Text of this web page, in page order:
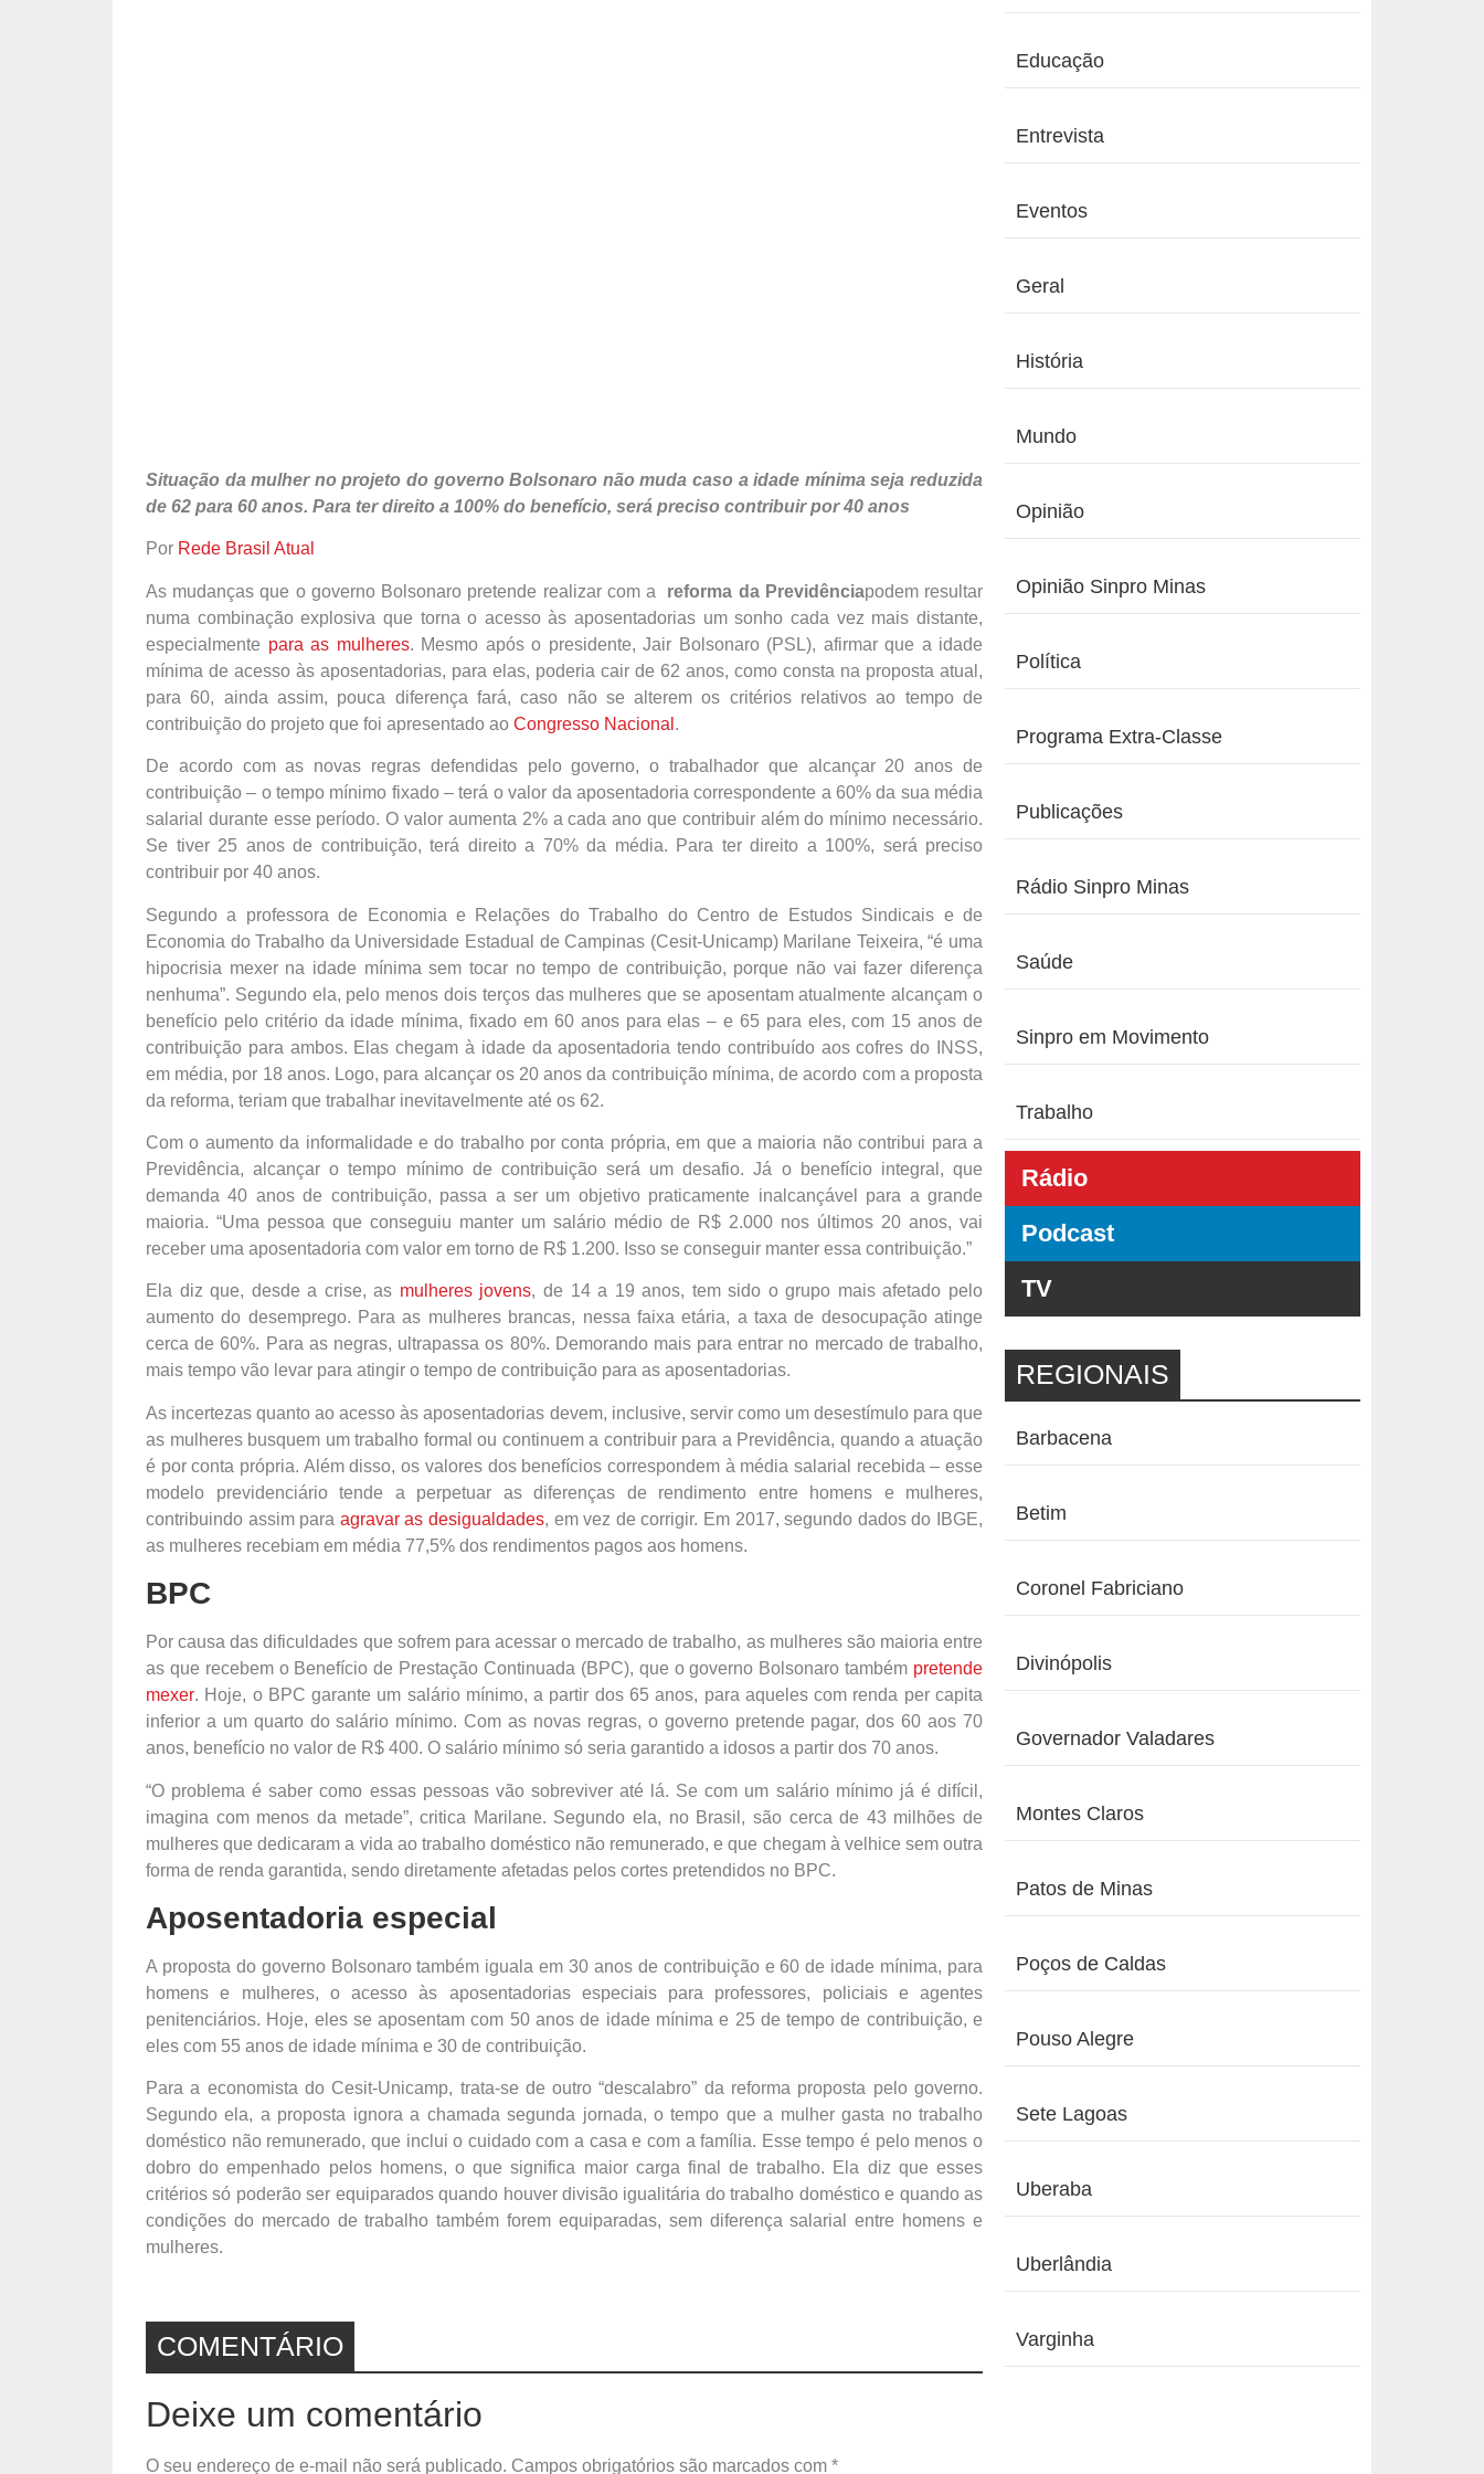
Situação da mulher no projeto do governo Bolsonaro não muda caso a idade mínima seja reduzida
de 62 para 60 anos. Para ter direito a 100% do benefício, será preciso contribuir por 40 anos
Por Rede Brasil Atual
As mudanças que o governo Bolsonaro pretende realizar com a reforma da Previdênciapodem resultar
numa combinação explosiva que torna o acesso às aposentadorias um sonho cada vez mais distante,
especialmente para as mulheres. Mesmo após o presidente, Jair Bolsonaro (PSL), afirmar que a idade
mínima de acesso às aposentadorias, para elas, poderia cair de 62 anos, como consta na proposta atual,
para 60, ainda assim, pouca diferença fará, caso não se alterem os critérios relativos ao tempo de
contribuição do projeto que foi apresentado ao Congresso Nacional .
De acordo com as novas regras defendidas pelo governo, o trabalhador que alcançar 20 anos de
contribuição – o tempo mínimo fixado – terá o valor da aposentadoria correspondente a 60% da sua média
salarial durante esse período. O valor aumenta 2% a cada ano que contribuir além do mínimo necessário.
Se tiver 25 anos de contribuição, terá direito a 70% da média. Para ter direito a 100%, será preciso
contribuir por 40 anos.
Segundo a professora de Economia e Relações do Trabalho do Centro de Estudos Sindicais e de
Economia do Trabalho da Universidade Estadual de Campinas (Cesit-Unicamp) Marilane Teixeira, “é uma
hipocrisia mexer na idade mínima sem tocar no tempo de contribuição, porque não vai fazer diferença
nenhuma”. Segundo ela, pelo menos dois terços das mulheres que se aposentam atualmente alcançam o
benefício pelo critério da idade mínima, fixado em 60 anos para elas – e 65 para eles, com 15 anos de
contribuição para ambos. Elas chegam à idade da aposentadoria tendo contribuído aos cofres do INSS,
em média, por 18 anos. Logo, para alcançar os 20 anos da contribuição mínima, de acordo com a proposta
da reforma, teriam que trabalhar inevitavelmente até os 62.
Com o aumento da informalidade e do trabalho por conta própria, em que a maioria não contribui para a
Previdência, alcançar o tempo mínimo de contribuição será um desafio. Já o benefício integral, que
demanda 40 anos de contribuição, passa a ser um objetivo praticamente inalcançável para a grande
maioria. “Uma pessoa que conseguiu manter um salário médio de R$ 2.000 nos últimos 20 anos, vai
receber uma aposentadoria com valor em torno de R$ 1.200. Isso se conseguir manter essa contribuição.”
Ela diz que, desde a crise, as mulheres jovens, de 14 a 19 anos, tem sido o grupo mais afetado pelo
aumento do desemprego. Para as mulheres brancas, nessa faixa etária, a taxa de desocupação atinge
cerca de 60%. Para as negras, ultrapassa os 80%. Demorando mais para entrar no mercado de trabalho,
mais tempo vão levar para atingir o tempo de contribuição para as aposentadorias.
As incertezas quanto ao acesso às aposentadorias devem, inclusive, servir como um desestímulo para que
as mulheres busquem um trabalho formal ou continuem a contribuir para a Previdência, quando a atuação
é por conta própria. Além disso, os valores dos benefícios correspondem à média salarial recebida – esse
modelo previdenciário tende a perpetuar as diferenças de rendimento entre homens e mulheres,
contribuindo assim para agravar as desigualdades, em vez de corrigir. Em 2017, segundo dados do IBGE,
as mulheres recebiam em média 77,5% dos rendimentos pagos aos homens.
BPC
Por causa das dificuldades que sofrem para acessar o mercado de trabalho, as mulheres são maioria entre
as que recebem o Benefício de Prestação Continuada (BPC), que o governo Bolsonaro também pretende
mexer. Hoje, o BPC garante um salário mínimo, a partir dos 65 anos, para aqueles com renda per capita
inferior a um quarto do salário mínimo. Com as novas regras, o governo pretende pagar, dos 60 aos 70
anos, benefício no valor de R$ 400. O salário mínimo só seria garantido a idosos a partir dos 70 anos.
“O problema é saber como essas pessoas vão sobreviver até lá. Se com um salário mínimo já é difícil,
imagina com menos da metade”, critica Marilane. Segundo ela, no Brasil, são cerca de 43 milhões de
mulheres que dedicaram a vida ao trabalho doméstico não remunerado, e que chegam à velhice sem outra
forma de renda garantida, sendo diretamente afetadas pelos cortes pretendidos no BPC.
Aposentadoria especial
A proposta do governo Bolsonaro também iguala em 30 anos de contribuição e 60 de idade mínima, para
homens e mulheres, o acesso às aposentadorias especiais para professores, policiais e agentes
penitenciários. Hoje, eles se aposentam com 50 anos de idade mínima e 25 de tempo de contribuição, e
eles com 55 anos de idade mínima e 30 de contribuição.
Para a economista do Cesit-Unicamp, trata-se de outro “descalabro” da reforma proposta pelo governo.
Segundo ela, a proposta ignora a chamada segunda jornada, o tempo que a mulher gasta no trabalho
doméstico não remunerado, que inclui o cuidado com a casa e com a família. Esse tempo é pelo menos o
dobro do empenhado pelos homens, o que significa maior carga final de trabalho. Ela diz que esses
critérios só poderão ser equiparados quando houver divisão igualitária do trabalho doméstico e quando as
condições do mercado de trabalho também forem equiparadas, sem diferença salarial entre homens e
mulheres.
COMENTÁRIO
Deixe um comentário
O seu endereço de e-mail não será publicado. Campos obrigatórios são marcados com *
Educação
Entrevista
Eventos
Geral
História
Mundo
Opinião
Opinião Sinpro Minas
Política
Programa Extra-Classe
Publicações
Rádio Sinpro Minas
Saúde
Sinpro em Movimento
Trabalho
Rádio
Podcast
TV
REGIONAIS
Barbacena
Betim
Coronel Fabriciano
Divinópolis
Governador Valadares
Montes Claros
Patos de Minas
Poços de Caldas
Pouso Alegre
Sete Lagoas
Uberaba
Uberlândia
Varginha